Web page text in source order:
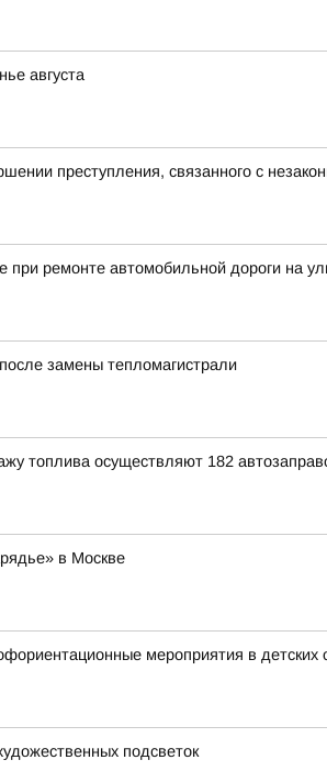
августа
преступления, связанного с
ремонте автомобильной дороги на
замены тепломагистрали
топлива осуществляют 182
в Москве
мероприятия в детских
подсветок